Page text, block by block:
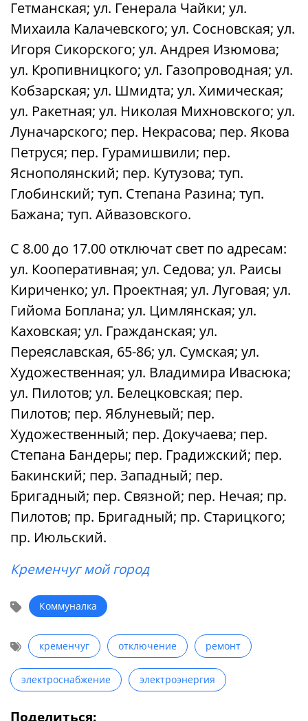
Гетманская; ул. Генерала Чайки; ул.
Михаила Калачевского; ул. Сосновская; ул.
Игоря Сикорского; ул. Андрея Изюмова;
ул. Кропивницкого; ул. Газопроводная; ул.
Кобзарская; ул. Шмидта; ул. Химическая;
ул. Ракетная; ул. Николая Михновского; ул.
Луначарского; пер. Некрасова; пер. Якова
Петруся; пер. Гурамишвили; пер.
Яснополянский; пер. Кутузова; туп.
Глобинский; туп. Степана Разина; туп.
Бажана; туп. Айвазовского.
С 8.00 до 17.00 отключат свет по адресам:
ул. Кооперативная; ул. Седова; ул. Раисы
Кириченко; ул. Проектная; ул. Луговая; ул.
Гийома Боплана; ул. Цимлянская; ул.
Каховская; ул. Гражданская; ул.
Переяславская, 65-86; ул. Сумская; ул.
Художественная; ул. Владимира Ивасюка;
ул. Пилотов; ул. Белецковская; пер.
Пилотов; пер. Яблуневый; пер.
Художественный; пер. Докучаева; пер.
Степана Бандеры; пер. Градижский; пер.
Бакинский; пер. Западный; пер.
Бригадный; пер. Связной; пер. Нечая; пр.
Пилотов; пр. Бригадный; пр. Старицкого;
пр. Июльский.
Кременчуг мой город
Коммуналка
кременчуг отключение ремонт
электроснабжение электроэнергия
Поделиться: